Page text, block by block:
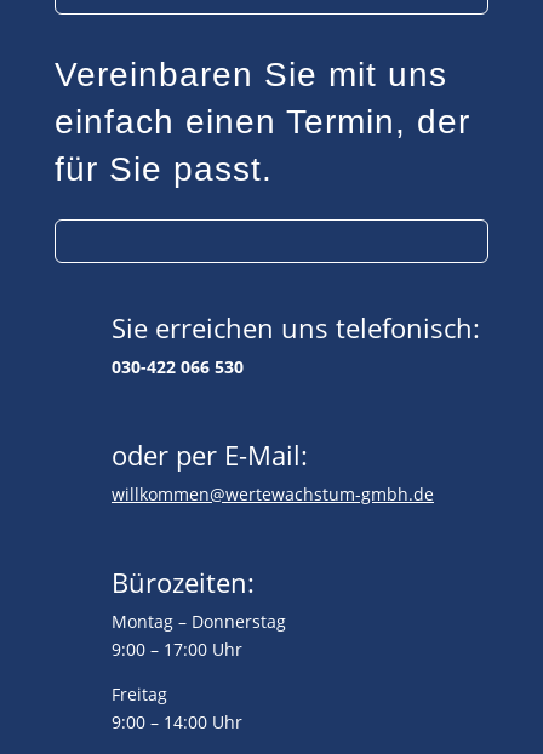
Vereinbaren Sie mit uns
einfach einen Termin, der
für Sie passt.
Sie erreichen uns telefonisch:
030-422 066 530
oder per E-Mail:
willkommen@wertewachstum-gmbh.de
Bürozeiten:
Montag – Donnerstag
9:00 – 17:00 Uhr
Freitag
9:00 – 14:00 Uhr